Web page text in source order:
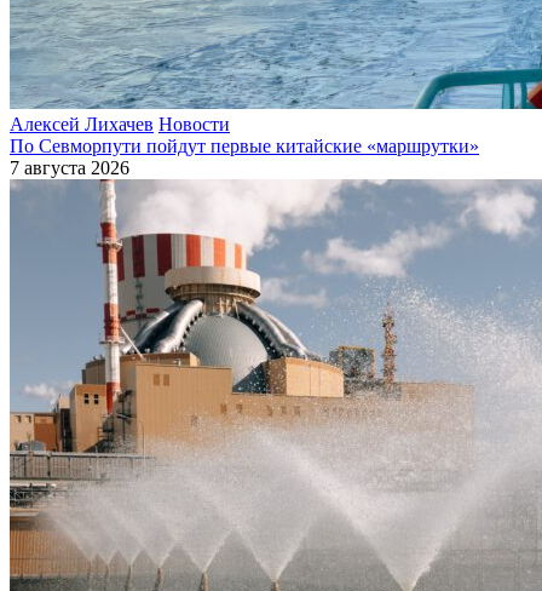
Алексей Лихачев Новости
По Севморпути пойдут первые китайские «маршрутки»
7 августа 2026